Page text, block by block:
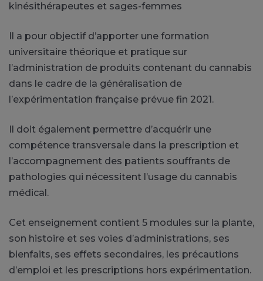
kinésithérapeutes et sages-femmes
Il a pour objectif d’apporter une formation
universitaire théorique et pratique sur
l’administration de produits contenant du cannabis
dans le cadre de la généralisation de
l’expérimentation française prévue fin 2021.
Il doit également permettre d’acquérir une
compétence transversale dans la prescription et
l’accompagnement des patients souffrants de
pathologies qui nécessitent l’usage du cannabis
médical.
Cet enseignement contient 5 modules sur la plante,
son histoire et ses voies d’administrations, ses
bienfaits, ses effets secondaires, les précautions
d’emploi et les prescriptions hors expérimentation.